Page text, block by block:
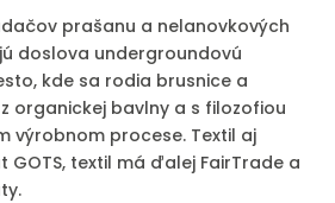
prašanu a nelanovkových
doslova undergroundovú
kde sa rodia brusnice a
organickej bavlny a s filozofiou
výrobnom procese. Textil aj
textil má ďalej FairTrade a